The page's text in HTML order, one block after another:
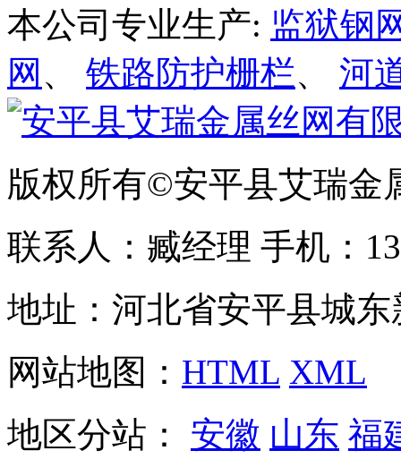
本公司专业生产: 监狱钢
网 、 铁路防护栅栏、 河
版权所有©安平县艾瑞金
联系人：臧经理 手机：
地址：河北省安平县城
网站地图： HTML XML
地区分站： 安徽 山东 福